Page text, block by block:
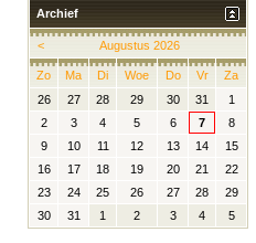
Archief
< Augustus 2026
Zo Ma Di Woe Do Vr
Za
26
27 28 29 30 31
1
2
3 4 5 6 7
8
9
10 11 12 13 14
15
16
17 18 19 20 21
22
23
24 25 26 27 28
29
30
31 1 2 3 4 5